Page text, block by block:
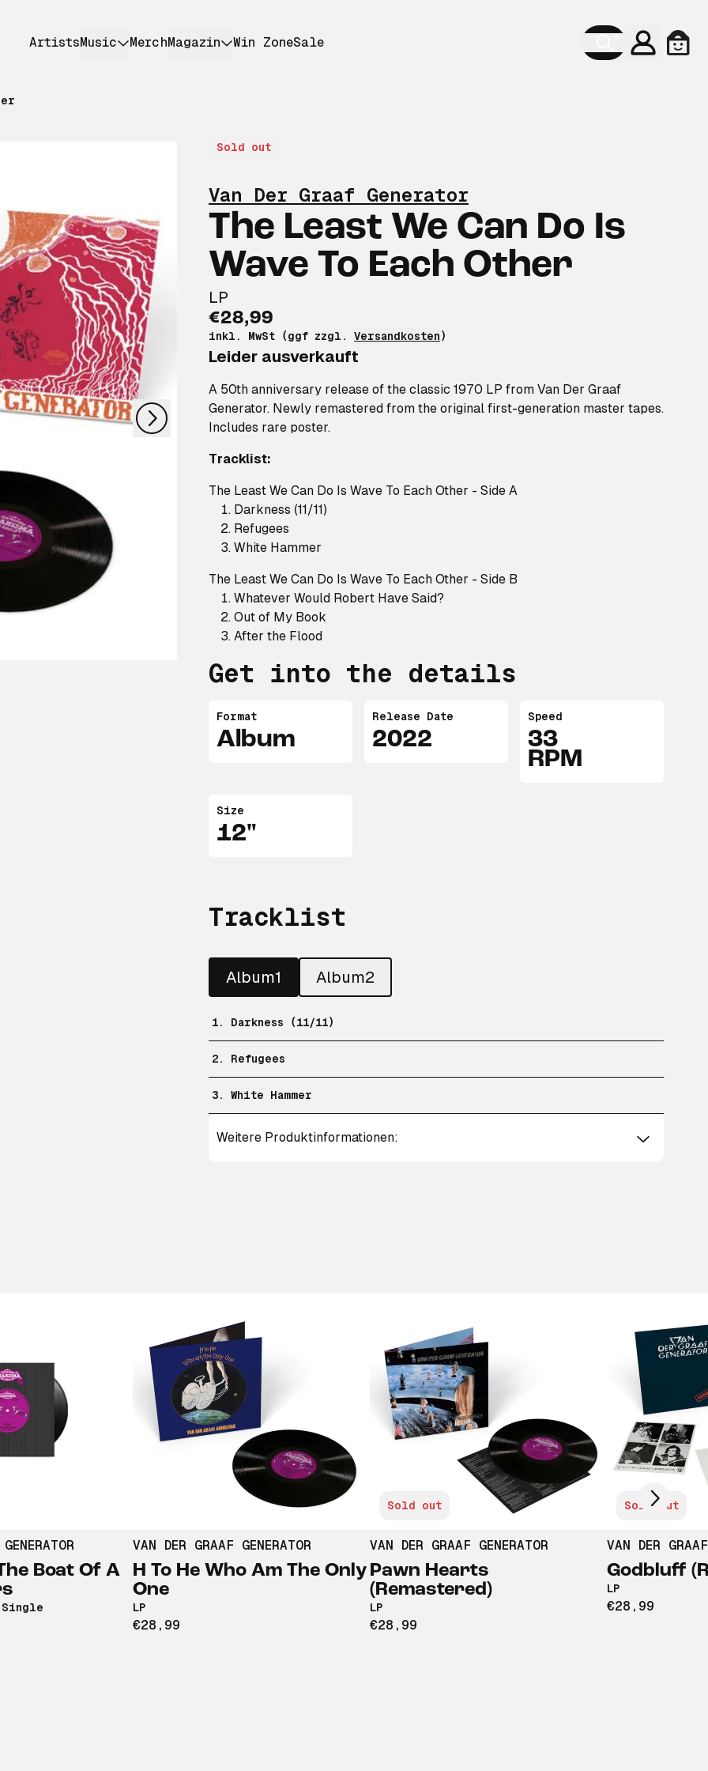
ArtistsMusic MerchMagazin Win ZoneSale
Konto
nächstes
Van Der Graaf Generator
The Least We Can Do Is
Wave To Each Other
LP
€28,99
inkl. MwSt (ggf zzgl. Versandkosten)
Leider ausverkauft
A 50th anniversary release of the classic 1970 LP from Van Der Graaf
Generator. Newly remastered from the original first-generation master tapes.
Includes rare poster.
Tracklist:
The Least We Can Do Is Wave To Each Other - Side A
Darkness (11/11)
Refugees
White Hammer
The Least We Can Do Is Wave To Each Other - Side B
Whatever Would Robert Have Said?
Out of My Book
After the Flood
Get into the details
Format
Album
Release Date
2022
Speed
33
RPM
Size
12"
Tracklist
Album1 Album2
1. Darkness (11/11)
2. Refugees
3. White Hammer
Sold out
Weitere Produktinformationen:
Boat Of A
VAN DER GRAAF GENERATOR
H To He Who Am The Only
One
LP
€28,99
Sold out
VAN DER GRAAF GENERATOR
Pawn Hearts
(Remastered)
LP
€28,99
Sold out
VAN DER
Godbluff
LP
€28,99
Scroll right